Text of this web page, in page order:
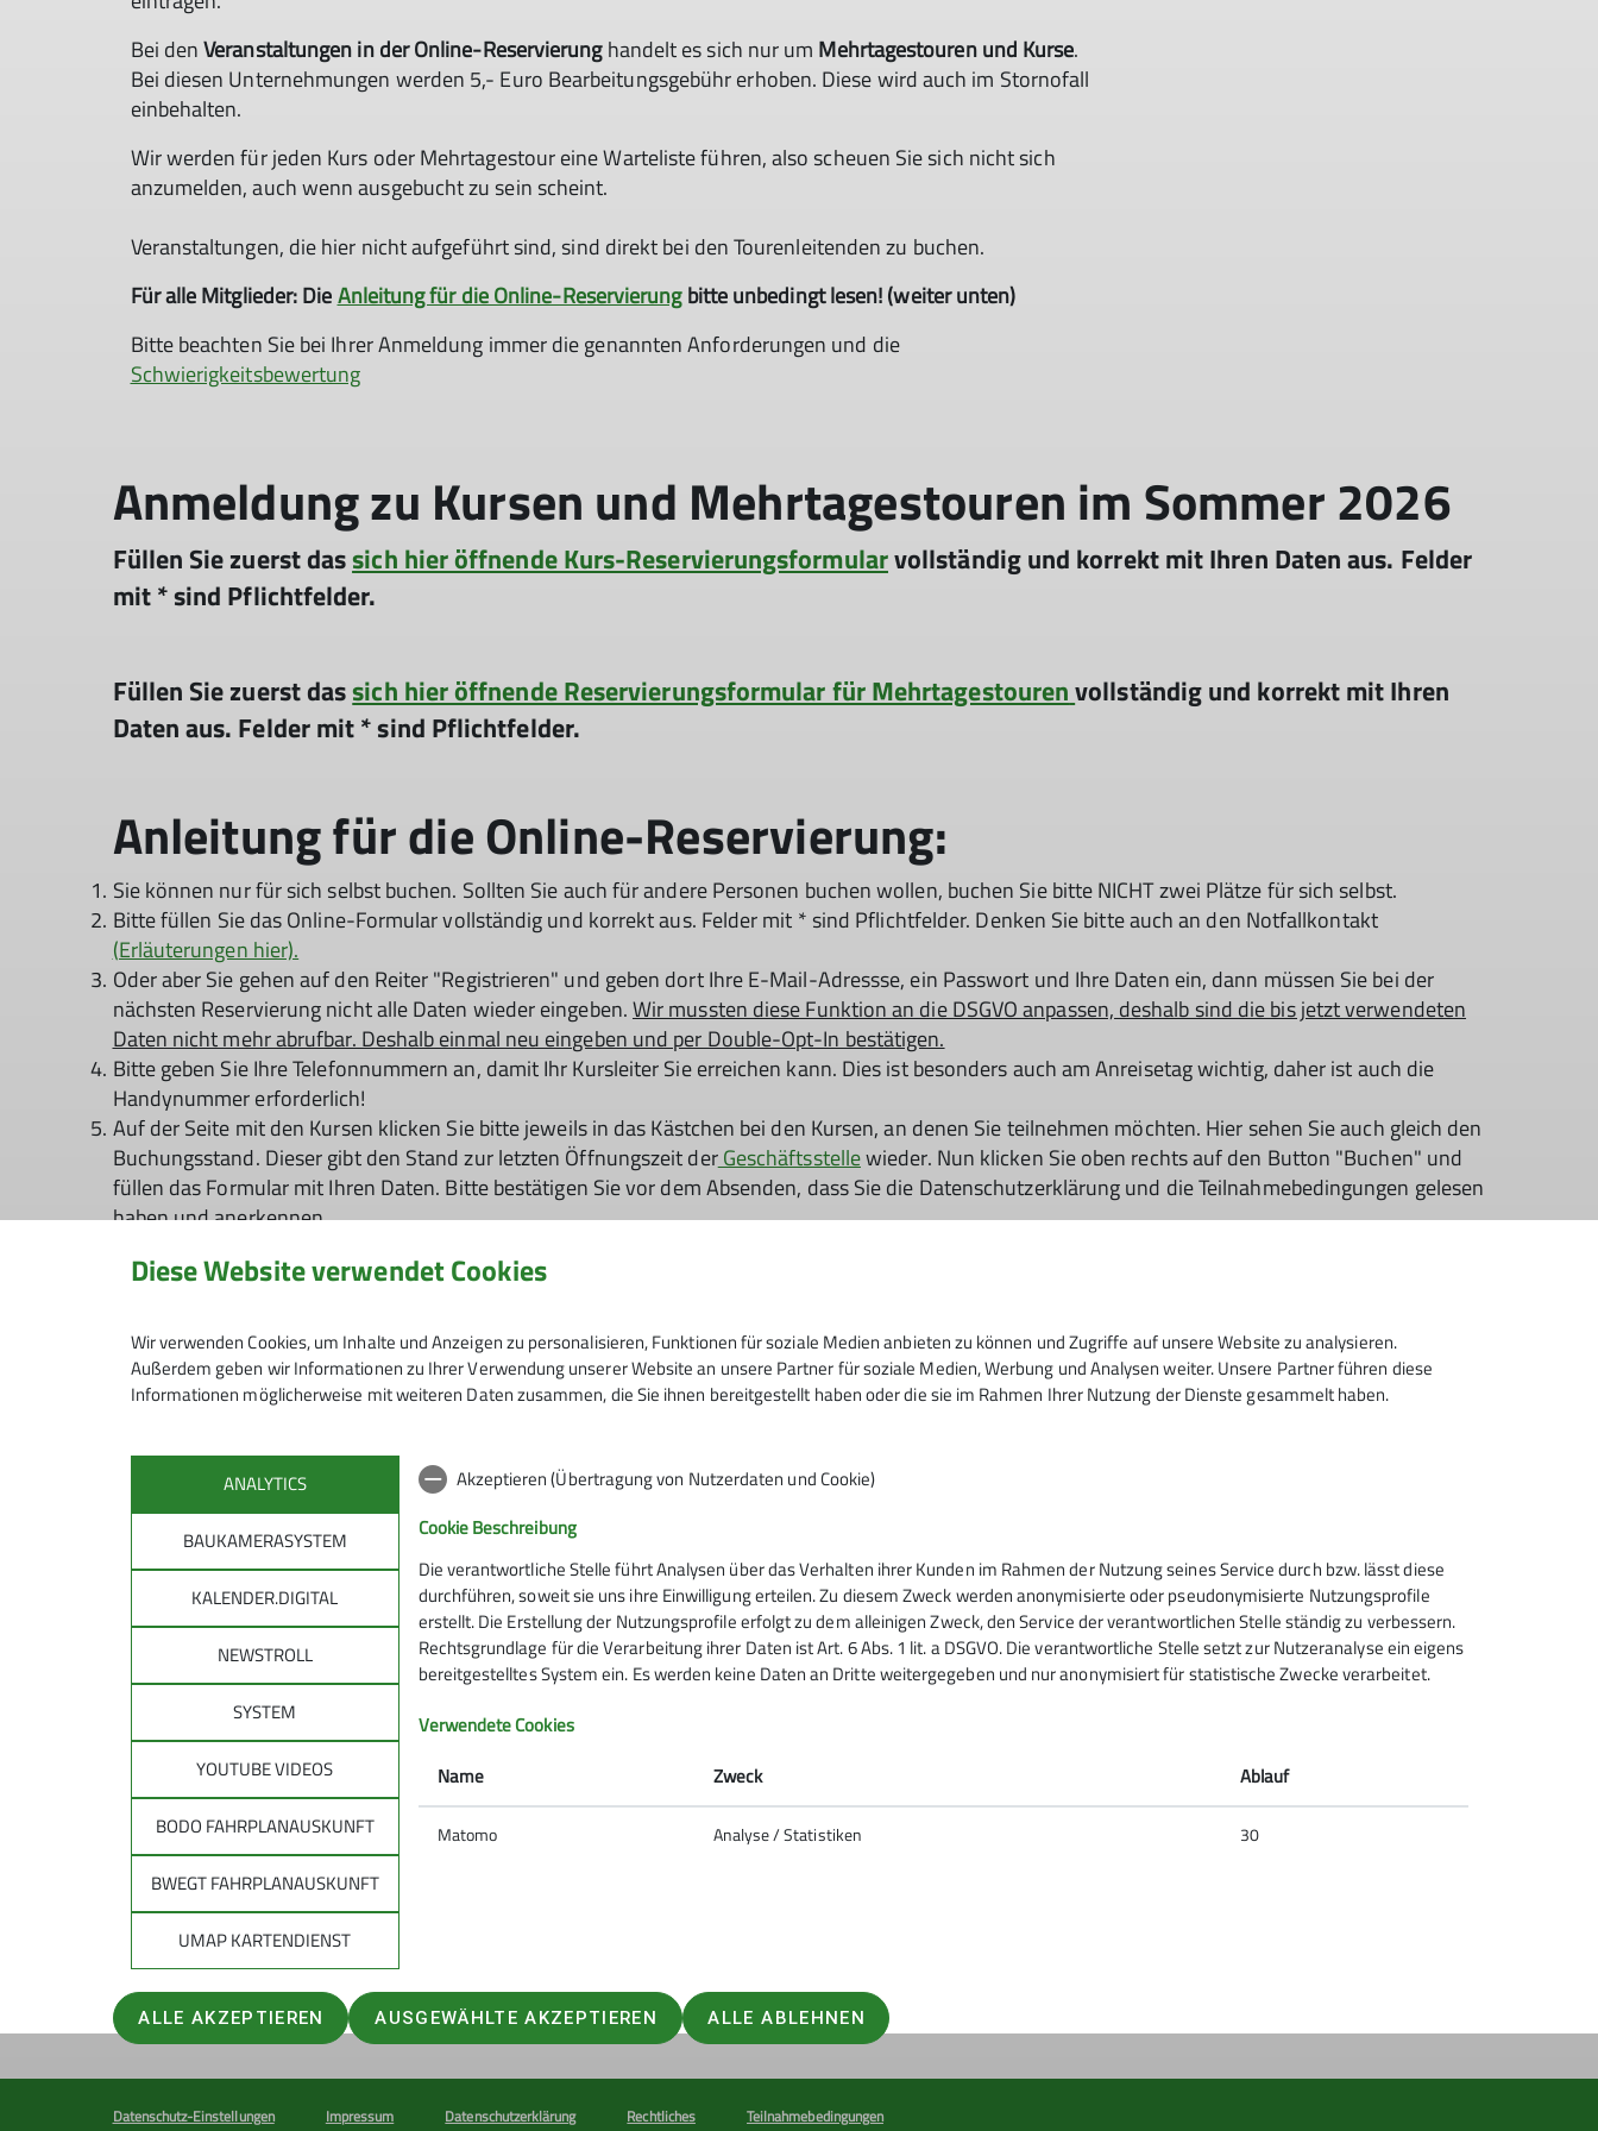
Bei denVeranstaltungen in der Online-Reservierunghandelt es sich nur um Mehrtagestouren und Kurse.
Bei diesen Unternehmungen werden 5,- Euro Bearbeitungsgebühr erhoben. Diese wird auch im Stornofall
einbehalten.
Wir werden für jeden Kurs oder Mehrtagestour eine Warteliste führen, also scheuen Sie sich nicht sich
anzumelden, auch wenn ausgebucht zu sein scheint.
Veranstaltungen, die hier nicht aufgeführt sind, sind direkt bei den Tourenleitenden zu buchen.
Für alle Mitglieder: DieAnleitung für die Online-Reservierungbitte unbedingt lesen! (weiter unten)
Bitte beachten Sie bei Ihrer Anmeldung immer die genannten Anforderungen und die
Schwierigkeitsbewertung
Anmeldung zu Kursen und Mehrtagestouren im Sommer 2026
Füllen Sie zuerst dassich hier öffnende Kurs-Reservierungsformularvollständig und korrekt mit Ihren Daten aus. Felder
mit * sind Pflichtfelder.
Füllen Sie zuerst dassich hier öffnende Reservierungsformular für Mehrtagestourenvollständig und korrekt mit Ihren
Daten aus. Felder mit * sind Pflichtfelder.
Anleitung für die Online-Reservierung:
Sie können nur für sich selbst buchen. Sollten Sie auch für andere Personen buchen wollen, buchen Sie bitte NICHT zwei Plätze für sich selbst.
Bitte füllen Sie das Online-Formular vollständig und korrekt aus. Felder mit * sind Pflichtfelder. Denken Sie bitte auch an den Notfallkontakt
(Erläuterungen hier).
Oder aber Sie gehen auf den Reiter "Registrieren" und geben dort Ihre E-Mail-Adressse, ein Passwort und Ihre Daten ein, dann müssen Sie bei der
nächsten Reservierung nicht alle Daten wieder eingeben.Wir mussten diese Funktion an die DSGVO anpassen, deshalb sind die bis jetzt verwendeten
Daten nicht mehr abrufbar. Deshalb einmal neu eingeben und per Double-Opt-In bestätigen.
Bitte geben Sie Ihre Telefonnummern an, damit Ihr Kursleiter Sie erreichen kann. Dies ist besonders auch am Anreisetag wichtig, daher ist auch die
Handynummer erforderlich!
Auf der Seite mit den Kursen klicken Sie bitte jeweils in das Kästchen bei den Kursen, an denen Sie teilnehmen möchten. Hier sehen Sie auch gleich den
Buchungsstand. Dieser gibt den Stand zur letzten Öffnungszeit derGeschäftsstellewieder. Nun klicken Sie oben rechts auf den Button "Buchen" und
füllen das Formular mit Ihren Daten. Bitte bestätigen Sie vor dem Absenden, dass Sie die Datenschutzerklärung und die Teilnahmebedingungen gelesen
haben und anerkennen.
Nach der Online-Reservierung erhalten Sie zunächst eine
Sollten Sie Mitglied einer anderen Sektion sein, nennen Sie bitte unbedingt den Namen Ihrer Heimatsektion im Feld "Ihre Nachricht"
nicht teilnehmen. Wenn Sie Mitglied werden möchten, nehmen wir Sie gerne auf, hier finden Sie alle
Über den DAV
Leitbild des DAV
Bergwetter
Notruf und Rettung in den Alpen
Hüttensuche
Lawinenlagebericht
DAV Infos zu Bergsport
allgemein
Tourenplanung
Raus in die Natur
Kampagne #machseinfach
Deutscher Alpenverein (DAV)
88046 Friedrichshafen
Datenschutz-Einstellungen Impressum Datenschutzerklärung Rechtliches Teilnahmebedingungen
Diese Website verwendet Cookies
Wir verwenden Cookies, um Inhalte und Anzeigen zu personalisieren, Funktionen für soziale Medien anbieten zu können und Zugriffe auf unsere Website zu analysieren.
Außerdem geben wir Informationen zu Ihrer Verwendung unserer Website an unsere Partner für soziale Medien, Werbung und Analysen weiter. Unsere Partner führen diese
Informationen möglicherweise mit weiteren Daten zusammen, die Sie ihnen bereitgestellt haben oder die sie im Rahmen Ihrer Nutzung der Dienste gesammelt haben.
ANALYTICS
BAUKAMERASYSTEM
KALENDER.DIGITAL
NEWSTROLL
SYSTEM
YOUTUBE VIDEOS
BODO FAHRPLANAUSKUNFT
BWEGT FAHRPLANAUSKUNFT
UMAP KARTENDIENST
Akzeptieren (Übertragung von Nutzerdaten und Cookie)
Cookie Beschreibung
Die verantwortliche Stelle führt Analysen über das Verhalten ihrer Kunden im Rahmen der Nutzung seines Service durch bzw. lässt diese
durchführen, soweit sie uns ihre Einwilligung erteilen. Zu diesem Zweck werden anonymisierte oder pseudonymisierte Nutzungsprofile
erstellt. Die Erstellung der Nutzungsprofile erfolgt zu dem alleinigen Zweck, den Service der verantwortlichen Stelle ständig zu verbessern.
Rechtsgrundlage für die Verarbeitung ihrer Daten ist Art. 6 Abs. 1 lit. a DSGVO. Die verantwortliche Stelle setzt zur Nutzeranalyse ein eigens
bereitgestelltes System ein. Es werden keine Daten an Dritte weitergegeben und nur anonymisiert für statistische Zwecke verarbeitet.
Verwendete Cookies
Name
Zweck Ablauf
Matomo Analyse / Statistiken 30
ALLE AKZEPTIEREN AUSGEWÄHLTE AKZEPTIEREN ALLE ABLEHNEN